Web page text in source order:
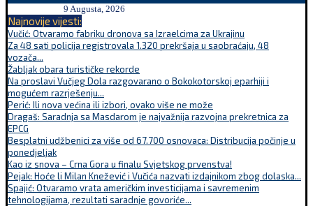
9 Augusta, 2026
Najnovije vijesti:
Vučić: Otvaramo fabriku dronova sa Izraelcima za Ukrajinu
Za 48 sati policija registrovala 1.320 prekršaja u saobraćaju, 48
vozača...
Žabljak obara turističke rekorde
Na proslavi Vučjeg Dola razgovarano o Bokokotorskoj eparhiji i
mogućem razrješenju...
Perić: Ili nova većina ili izbori, ovako više ne može
Dragaš: Saradnja sa Masdarom je najvažnija razvojna prekretnica za
EPCG
Besplatni udžbenici za više od 67.700 osnovaca: Distribucija počinje u
ponedjeljak
Kao iz snova – Crna Gora u finalu Svjetskog prvenstva!
Pejak: Hoće li Milan Knežević i Vučića nazvati izdajnikom zbog dolaska...
Spajić: Otvaramo vrata američkim investicijama i savremenim
tehnologijama, rezultati saradnje govoriće...